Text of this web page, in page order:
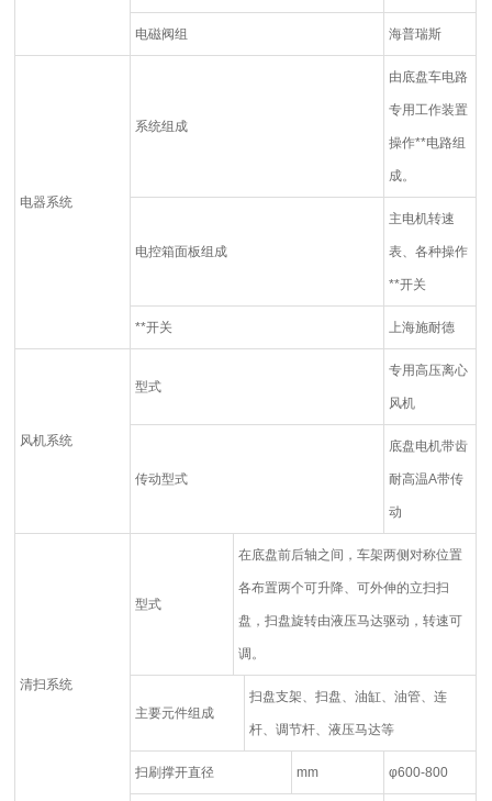
电磁阀组 海普瑞斯
电器系统
系统组成
由底盘车电路
专用工作装置
操作**电路组
成。
电控箱面板组成
主电机转速
表、各种操作
**开关
**开关 上海施耐德
风机系统
型式
专用高压离心
风机
传动型式
底盘电机带齿
耐高温A带传
动
清扫系统
型式
在底盘前后轴之间，车架两侧对称位置
各布置两个可升降、可外伸的立扫扫
盘，扫盘旋转由液压马达驱动，转速可
调。
主要元件组成
扫盘支架、扫盘、油缸、油管、连
杆、调节杆、液压马达等
扫刷撑开直径 mm φ600-800